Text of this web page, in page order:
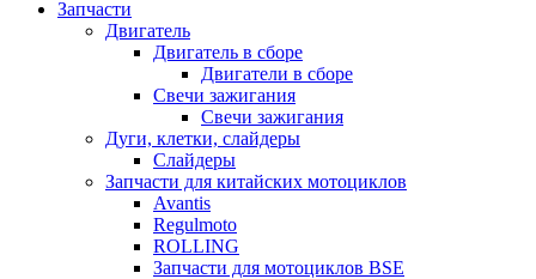
Запчасти
Двигатель
Двигатель в сборе
Двигатели в сборе
Свечи зажигания
Свечи зажигания
Дуги, клетки, слайдеры
Слайдеры
Запчасти для китайских мотоциклов
Avantis
Regulmoto
ROLLING
Запчасти для мотоциклов BSE